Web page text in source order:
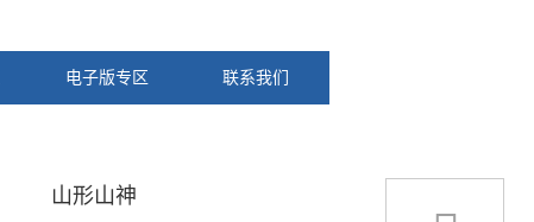
电子版专区 联系我们
山形山神